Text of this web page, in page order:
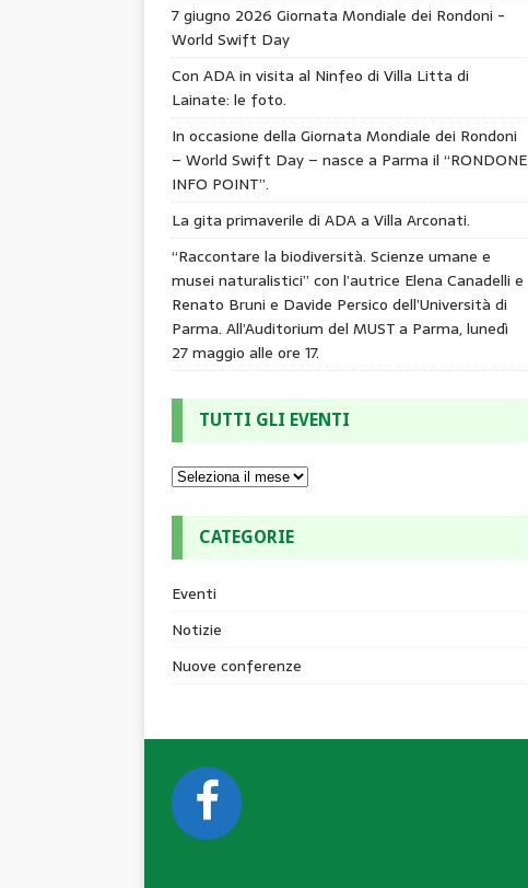
7 giugno 2026 Giornata Mondiale dei Rondoni -
World Swift Day
Con ADA in visita al Ninfeo di Villa Litta di
Lainate: le foto.
In occasione della Giornata Mondiale dei Rondoni
– World Swift Day – nasce a Parma il “RONDONE
INFO POINT”.
La gita primaverile di ADA a Villa Arconati.
“Raccontare la biodiversità. Scienze umane e
musei naturalistici” con l’autrice Elena Canadelli e
Renato Bruni e Davide Persico dell’Università di
Parma. All’Auditorium del MUST a Parma, lunedì
27 maggio alle ore 17.
TUTTI GLI EVENTI
CATEGORIE
Eventi
Notizie
Nuove conferenze